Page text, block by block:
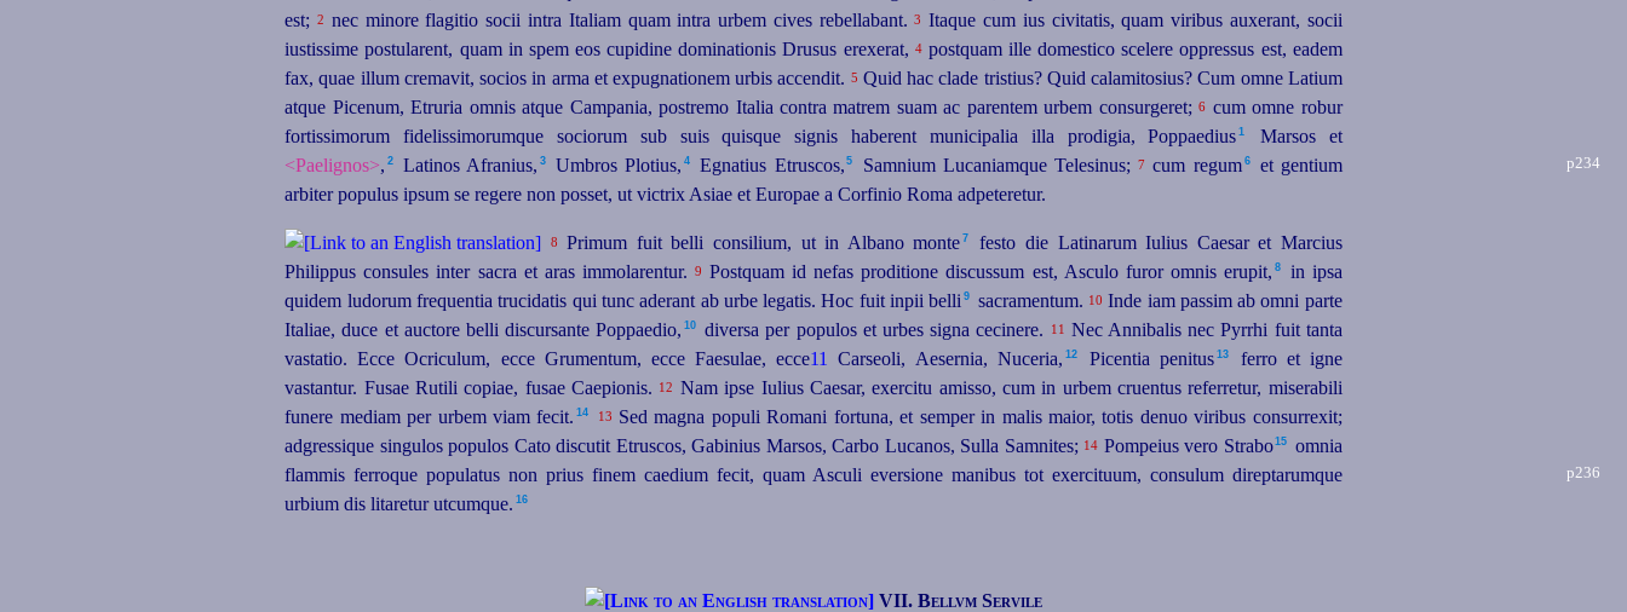
est; 2 nec minore flagitio socii intra Italiam quam intra urbem cives rebellabant.3 Itaque cum ius civitatis, quam viribus auxerant, socii
iustissime postularent, quam in spem eos cupidine dominationis Drusus erexerat, 4postquam ille domestico scelere oppressus est, eadem
fax, quae illum cremavit, socios in arma et expugnationem urbis accendit. 5 Quid hac clade tristius? Quid calamitosius? Cum omne Latium
atque Picenum, Etruria omnis atque Campania, postremo Italia contra matrem suam ac parentem urbem consurgeret;6 cum omne robur
fortissimorum fidelissimorumque sociorum sub suis quisque signis haberent municipalia illa prodigia, Poppaedius⁠ 1
Marsos et
<Paelignos>,⁠ 2 Latinos Afranius,⁠ 3 Umbros Plotius,⁠ 4 Egnatius Etruscos,⁠ 5 Samnium Lucaniamque Telesinus;7 cum regum⁠ 6 p234
et gentium
arbiter populus ipsum se regere non posset, ut victrix Asiae et Europae a Corfinio Roma adpeteretur.
8 Primum fuit belli consilium, ut in Albano monte⁠ 7
festo die Latinarum Iulius Caesar et Marcius
Philippus consules inter sacra et aras immolarentur. 9 Postquam id nefas proditione discussum est, Asculo furor omnis erupit,⁠ 8
in ipsa
quidem ludorum frequentia trucidatis qui tunc aderant ab urbe legatis. Hoc fuit inpii belli⁠ 9 sacramentum. 10 Inde iam passim ab omni parte
Italiae, duce et auctore belli discursante Poppaedio,⁠ 10 diversa per populos et urbes signa cecinere. 11 Nec Annibalis nec Pyrrhi fuit tanta
vastatio. Ecce Ocriculum, ecce Grumentum, ecce Faesulae, ecce11 Carseoli, Aesernia, Nuceria,⁠ 12 Picentia penitus⁠ 13
ferro et igne
vastantur. Fusae Rutili copiae, fusae Caepionis. 12 Nam ipse Iulius Caesar, exercitu amisso, cum in urbem cruentus referretur, miserabili
funere mediam per urbem viam fecit.⁠ 14 13 Sed magna populi Romani fortuna, et semper in malis maior, totis denuo viribus consurrexit;
adgressique singulos populos Cato discutit Etruscos, Gabinius Marsos, Carbo Lucanos, Sulla Samnites; 14 Pompeius vero Strabo⁠15
omnia
flammis ferroque
p236
populatus non prius finem caedium fecit, quam Asculi eversione manibus tot exercituum, consulum direptarumque
urbium dis litaretur utcumque.⁠ 16
VII. Bellvm Servile